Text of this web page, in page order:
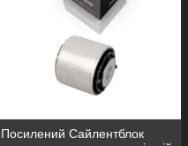
Посилений Сайлентблок